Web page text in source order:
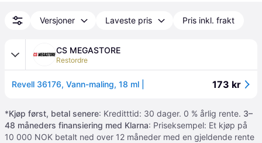
Versjoner Laveste pris Pris inkl. frakt
CS MEGASTORE
Restordre
Revell 36176, Vann-maling, 18 ml | 173 kr
*Kjøp først, betal senere: Kreditttid: 30 dager. 0 % årlig rente. 3–
48 måneders finansiering med Klarna: Priseksempel: Et kjøp på
10 000 NOK betalt ned over 12 måneder med en gjeldende rente